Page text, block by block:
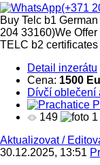
Buy Telc b1
204 33160)We
TELC b2
Detail inzerátu
Cena: 1500
Dívčí oblečení
149
1
Aktualizovat/
30.12.2025, 13:51